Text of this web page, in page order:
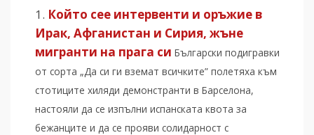
Който сее интервенти и оръжие в
Ирак, Афганистан и Сирия, жъне
мигранти на прага си Български подигравки
от сорта „Да си ги вземат всичките” полетяха към
стотиците хиляди демонстранти в Барселона,
настояли да се изпълни испанската квота за
бежанците и да се прояви солидарност с